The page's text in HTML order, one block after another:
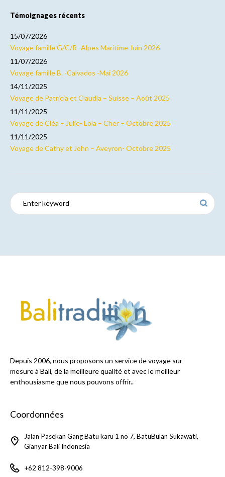
Témoignages récents
Voyage famille G/C/R -Alpes Maritime Juin 2026
15/07/2026
Voyage famille B. -Calvados -Mai 2026
11/07/2026
Voyage de Patricia et Claudia – Suisse – Août 2025
14/11/2025
Voyage de Cléa – Julie- Lola – Cher – Octobre 2025
11/11/2025
Voyage de Cathy et John – Aveyron- Octobre 2025
11/11/2025
Depuis 2006, nous proposons un service de voyage sur
mesure à Bali, de la meilleure qualité et avec le meilleur
enthousiasme que nous pouvons offrir..
Coordonnées
Jalan Pasekan Gang Batu karu 1 no 7, BatuBulan Sukawati,
Gianyar Bali Indonesia
+62 812-398-9006